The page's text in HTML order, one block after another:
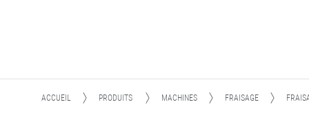
ACCUEIL PRODUITS MACHINES FRAISAGE